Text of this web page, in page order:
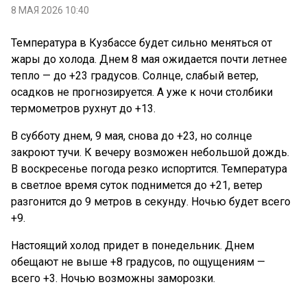
8 МАЯ 2026 10:40
Температура в Кузбассе будет сильно меняться от
жары до холода. Днем 8 мая ожидается почти летнее
тепло — до +23 градусов. Солнце, слабый ветер,
осадков не прогнозируется. А уже к ночи столбики
термометров рухнут до +13.
В субботу днем, 9 мая, снова до +23, но солнце
закроют тучи. К вечеру возможен небольшой дождь.
В воскресенье погода резко испортится. Температура
в светлое время суток поднимется до +21, ветер
разгонится до 9 метров в секунду. Ночью будет всего
+9.
Настоящий холод придет в понедельник. Днем
обещают не выше +8 градусов, по ощущениям —
всего +3. Ночью возможны заморозки.